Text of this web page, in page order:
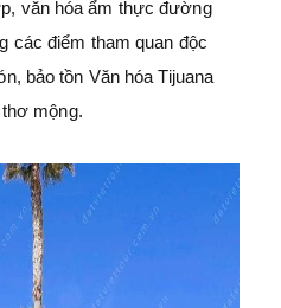
văn hóa ẩm thực đường
các điểm tham quan độc
bảo tồn Văn hóa Tijuana
mộng.